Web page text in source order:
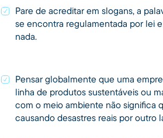
Pare de acreditar em slogans, a
se encontra regulamentada por lei
nada.
Pensar globalmente que uma
linha de produtos sustentáveis ​​ou
com o meio ambiente não significa
causando desastres reais por outro